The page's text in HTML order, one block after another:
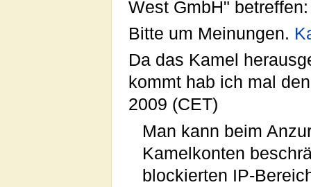
West GmbH" betreffen:
Bitte um Meinungen.
Da das Kamel
kommt hab ich mal
2009 (CET)
Man kann beim
Kamelkonten
blockierten IP-